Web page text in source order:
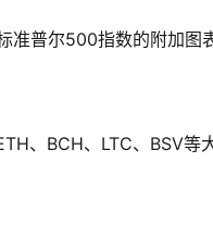
准普尔500指数的附加图
、BCH、LTC、BSV等